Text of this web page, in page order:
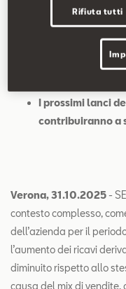
auto
(+37%)
Le consegne di
del 79% su base
I prossimi lanci
contribuiranno a
Verona, 31.10.2025 -
contesto complesso,
dell’azienda per il
l’aumento dei ricavi
diminuito rispetto allo
causa del mix di vendite,
Rifiuta tutti